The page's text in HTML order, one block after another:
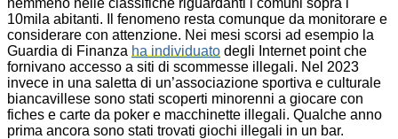
10mila abitanti. Il fenomeno resta comunque da monitorare e
considerare con attenzione. Nei mesi scorsi ad esempio la
Guardia di Finanza ha individuato degli Internet point che
fornivano accesso a siti di scommesse illegali. Nel 2023
invece in una saletta di un’associazione sportiva e culturale
biancavillese sono stati scoperti minorenni a giocare con
fiches e carte da poker e macchinette illegali. Qualche anno
prima ancora sono stati trovati giochi illegali in un bar.